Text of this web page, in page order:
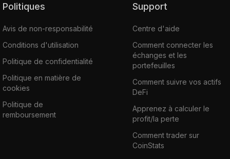
Politiques
Avis de non-responsabilité
Conditions d'utilisation
Politique de confidentialité
Politique en matière de
cookies
Politique de
remboursement
Support
Centre d'aide
Comment connecter les
échanges et les
portefeuilles
Comment suivre vos actifs
DeFi
Apprenez à calculer le
profit/la perte
Comment trader sur
CoinStats